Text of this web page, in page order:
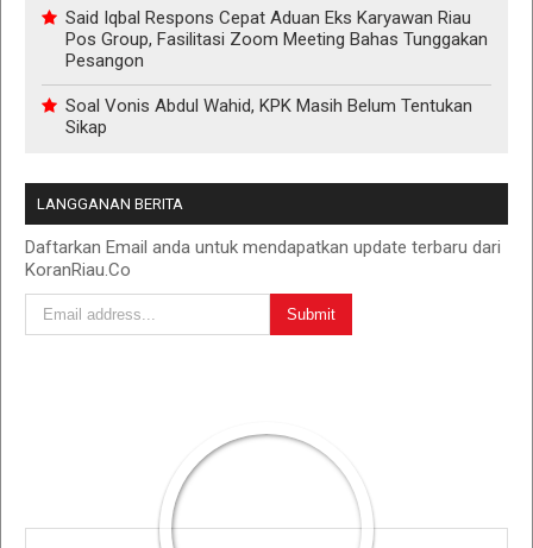
Said Iqbal Respons Cepat Aduan Eks Karyawan Riau
Pos Group, Fasilitasi Zoom Meeting Bahas Tunggakan
Pesangon
Soal Vonis Abdul Wahid, KPK Masih Belum Tentukan
Sikap
LANGGANAN BERITA
Daftarkan Email anda untuk mendapatkan update terbaru dari
KoranRiau.Co